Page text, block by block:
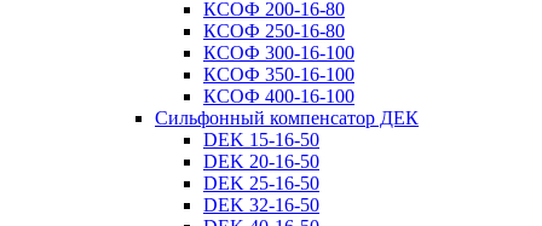
КСОФ 200-16-80
КСОФ 250-16-80
КСОФ 300-16-100
КСОФ 350-16-100
КСОФ 400-16-100
Сильфонный компенсатор ДЕК
DEK 15-16-50
DEK 20-16-50
DEK 25-16-50
DEK 32-16-50